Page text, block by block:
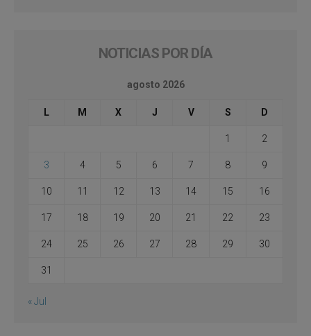
NOTICIAS POR DÍA
agosto 2026
L M X J V S D
1 2
3 4 5 6 7 8 9
10 11 12 13 14 15 16
17 18 19 20 21 22 23
24 25 26 27 28 29 30
31
« Jul